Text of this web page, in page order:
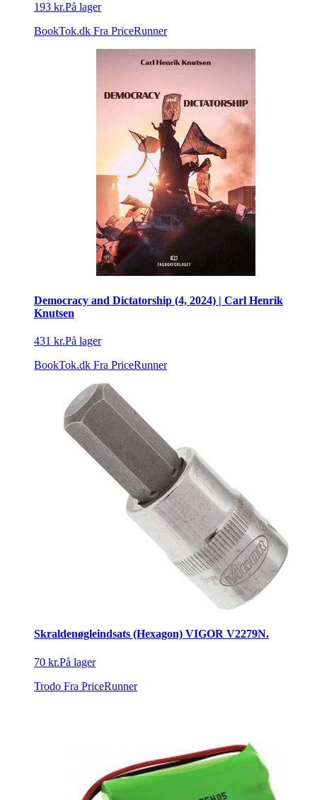
193 kr.På lager
BookTok.dk Fra PriceRunner
Democracy and Dictatorship (4, 2024) | Carl Henrik
Knutsen
431 kr.På lager
BookTok.dk Fra PriceRunner
Skraldenøgleindsats (Hexagon) VIGOR V2279N.
70 kr.På lager
Trodo Fra PriceRunner